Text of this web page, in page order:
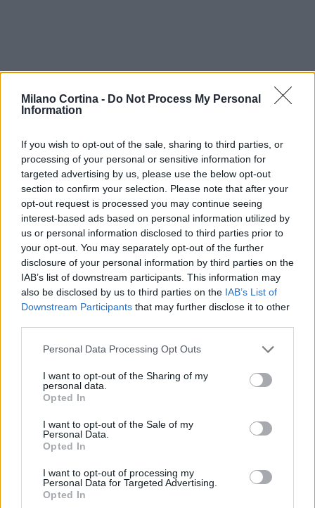
Milano Cortina - Do Not Process My Personal
Information
If you wish to opt-out of the sale, sharing to third parties, or
processing of your personal or sensitive information for
targeted advertising by us, please use the below opt-out
section to confirm your selection. Please note that after your
opt-out request is processed you may continue seeing
interest-based ads based on personal information utilized by
us or personal information disclosed to third parties prior to
your opt-out. You may separately opt-out of the further
disclosure of your personal information by third parties on the
IAB’s list of downstream participants. This information may
also be disclosed by us to third parties on the IAB’s List of
Downstream Participants that may further disclose it to other
Please note that this website/app uses one or more Google
not limited to your visit or usage behaviour. You may click to
grant or deny consent to Google and its third-party tags to
use your data for below specified purposes in below Google
consent section.
Personal Data Processing Opt Outs
I want to opt-out of the Sharing of my
personal data.
Opted In
I want to opt-out of the Sale of my
Personal Data.
Opted In
I want to opt-out of processing my
Personal Data for Targeted Advertising.
Opted In
Continua a leggere
NEWS
emozioni e canti
Marco Tessari · 3 Ago 2026